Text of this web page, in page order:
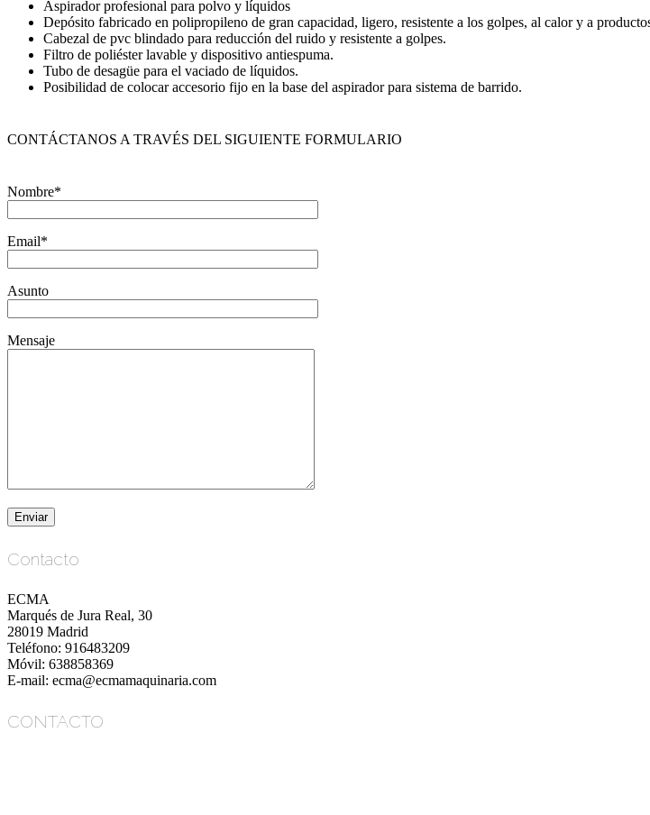
Aspirador profesional para polvo y líquidos
Depósito fabricado en polipropileno de gran capacidad, ligero, resistente a los golpes, al calor y a
Cabezal de pvc blindado para reducción del ruido y resistente a golpes.
Filtro de poliéster lavable y dispositivo antiespuma.
Tubo de desagüe para el vaciado de líquidos.
Posibilidad de colocar accesorio fijo en la base del aspirador para sistema de barrido.
CONTÁCTANOS A TRAVÉS DEL SIGUIENTE FORMULARIO
Nombre*
Email*
Asunto
Mensaje
Contacto
ECMA
Marqués de Jura Real, 30
28019 Madrid
Teléfono: 916483209
Móvil: 638858369
E-mail: ecma@ecmamaquinaria.com
CONTACTO